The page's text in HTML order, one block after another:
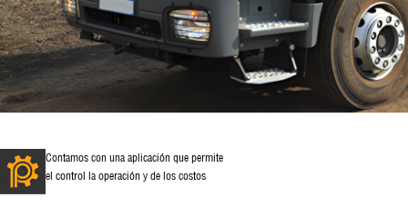
Contamos con una aplicación que permite
el control la operación y de los costos